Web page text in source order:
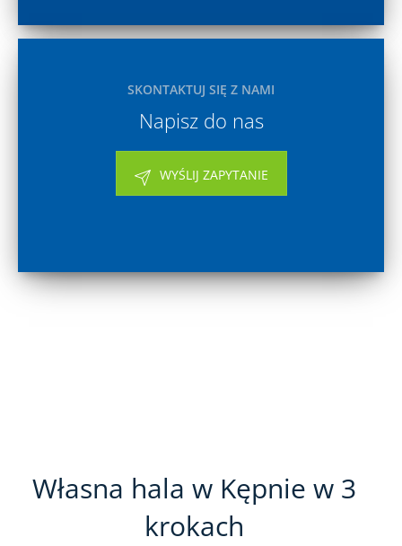
SKONTAKTUJ SIĘ Z NAMI
Napisz do nas
WYŚLIJ ZAPYTANIE
Własna hala w Kępnie w 3
krokach